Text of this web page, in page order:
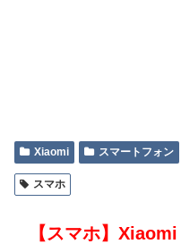
Xiaomi スマートフォン
スマホ
【スマホ】